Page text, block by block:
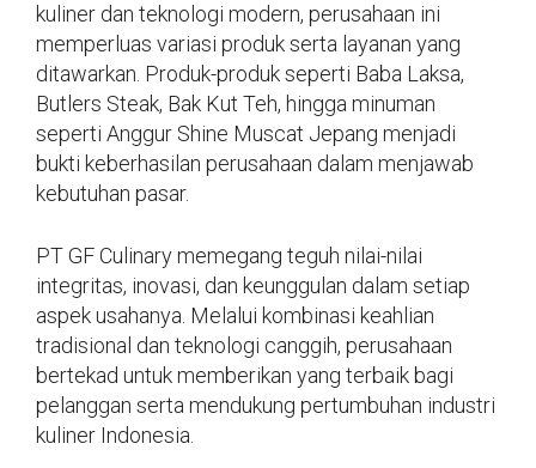
kuliner dan teknologi modern, perusahaan ini
memperluas variasi produk serta layanan yang
ditawarkan. Produk-produk seperti Baba Laksa,
Butlers Steak, Bak Kut Teh, hingga minuman
seperti Anggur Shine Muscat Jepang menjadi
bukti keberhasilan perusahaan dalam menjawab
kebutuhan pasar.
PT GF Culinary memegang teguh nilai-nilai
integritas, inovasi, dan keunggulan dalam setiap
aspek usahanya. Melalui kombinasi keahlian
tradisional dan teknologi canggih, perusahaan
bertekad untuk memberikan yang terbaik bagi
pelanggan serta mendukung pertumbuhan industri
kuliner Indonesia.